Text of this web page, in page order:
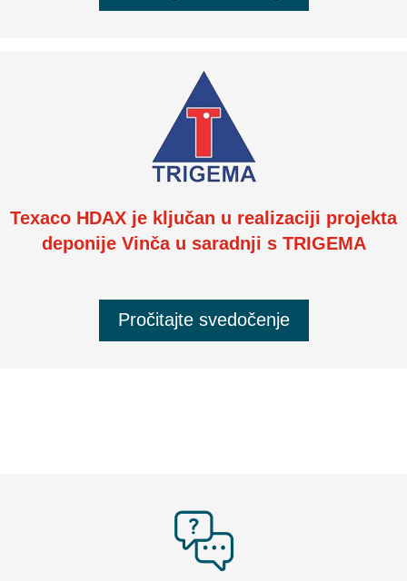
Texaco HDAX je ključan u realizaciji projekta
deponije Vinča u saradnji s TRIGEMA
Pročitajte svedočenje